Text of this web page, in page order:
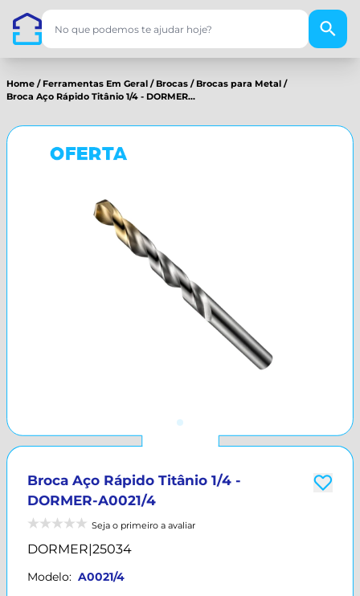
Home / Ferramentas Em Geral / Brocas / Brocas para Metal /
Broca Aço Rápido Titânio 1/4 - DORMER...
Broca Aço Rápido Titânio 1/4 -
DORMER-A0021/4
Seja o primeiro a avaliar
DORMER|25034
Modelo: A0021/4